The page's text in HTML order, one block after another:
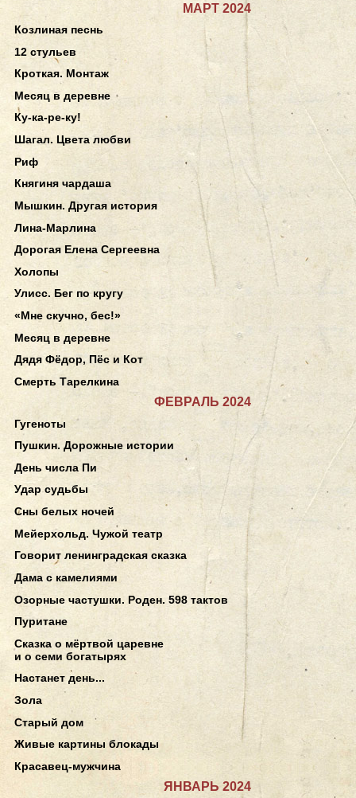
МАРТ 2024
Козлиная песнь
12 стульев
Кроткая. Монтаж
Месяц в деревне
Ку-ка-ре-ку!
Шагал. Цвета любви
Риф
Княгиня чардаша
Мышкин. Другая история
Лина-Марлина
Дорогая Елена Сергеевна
Холопы
Улисс. Бег по кругу
«Мне скучно, бес!»
Месяц в деревне
Дядя Фёдор, Пёс и Кот
Смерть Тарелкина
ФЕВРАЛЬ 2024
Гугеноты
Пушкин. Дорожные истории
День числа Пи
Удар судьбы
Сны белых ночей
Мейерхольд. Чужой театр
Говорит ленинградская сказка
Дама с камелиями
Озорные частушки. Роден. 598 тактов
Пуритане
Сказка о мёртвой царевне
и о семи богатырях
Настанет день...
Зола
Старый дом
Живые картины блокады
Красавец-мужчина
ЯНВАРЬ 2024